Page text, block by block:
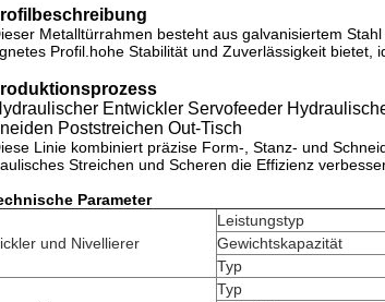
Metalltürrahmen besteht aus galvanisiertem
Profil.hohe Stabilität und Zuverlässigkeit bietet,
Entwickler Servofeeder
Poststreichen Out-Tisch
Linie kombiniert präzise Form-, Stanz- und
Streichen und Scheren die Effizienz
Parameter
und Nivellierer
Leistungstyp
Gewichtskapazität
Typ
Typ